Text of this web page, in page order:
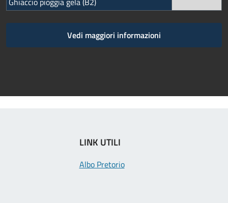
Vedi maggiori informazioni
LINK UTILI
Albo Pretorio